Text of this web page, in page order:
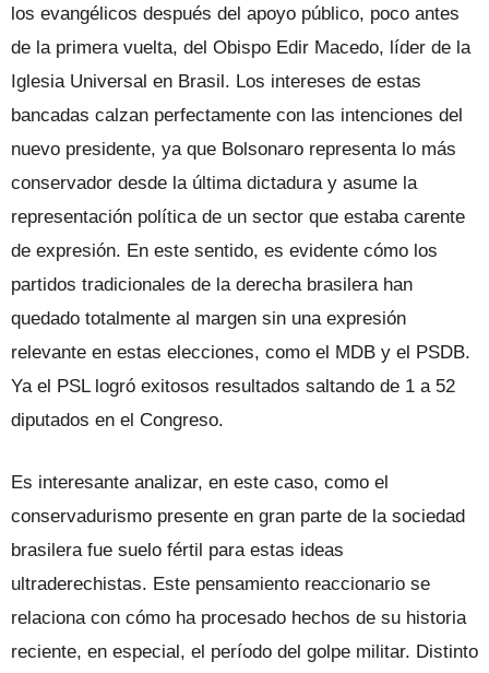
los evangélicos después del apoyo público, poco antes
de la primera vuelta, del Obispo Edir Macedo, líder de la
Iglesia Universal en Brasil. Los intereses de estas
bancadas calzan perfectamente con las intenciones del
nuevo presidente, ya que Bolsonaro representa lo más
conservador desde la última dictadura y asume la
representación política de un sector que estaba carente
de expresión. En este sentido, es evidente cómo los
partidos tradicionales de la derecha brasilera han
quedado totalmente al margen sin una expresión
relevante en estas elecciones, como el MDB y el PSDB.
Ya el PSL logró exitosos resultados saltando de 1 a 52
diputados en el Congreso.
Es interesante analizar, en este caso, como el
conservadurismo presente en gran parte de la sociedad
brasilera fue suelo fértil para estas ideas
ultraderechistas. Este pensamiento reaccionario se
relaciona con cómo ha procesado hechos de su historia
reciente, en especial, el período del golpe militar. Distinto